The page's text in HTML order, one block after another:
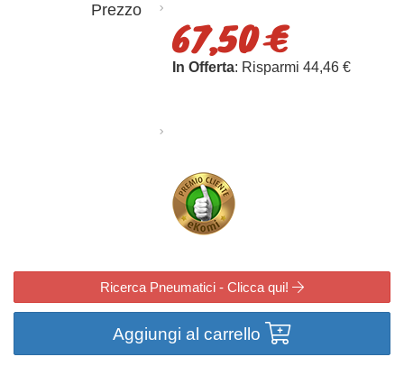
Prezzo
67,50 €
In Offerta: Risparmi 44,46 €
Ricerca Pneumatici - Clicca qui!
Aggiungi al carrello